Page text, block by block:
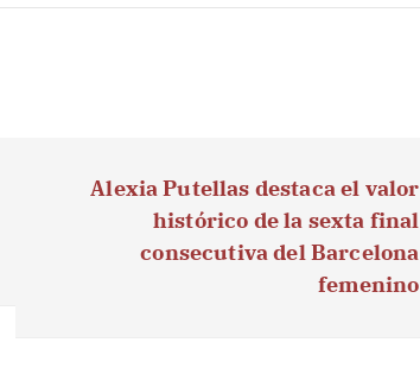
Alexia Putellas destaca el valor
histórico de la sexta final
consecutiva del Barcelona
femenino